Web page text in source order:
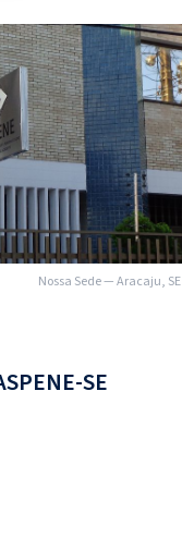
Nossa Sede — Aracaju, SE
SE